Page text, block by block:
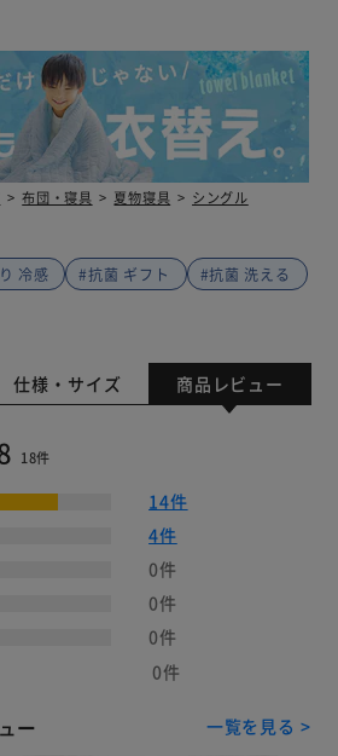
布団・寝具 夏物寝具 シングル
冷感 #抗菌 ギフト
#抗菌 洗える
仕様・サイズ 商品レビュー
18件
14件
4件
0件
0件
0件
0件
ー 一覧を見る >